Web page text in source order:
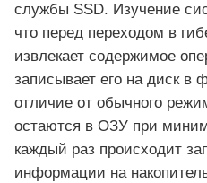
службы SSD. Изучение
что перед переходом в
извлекает содержимое
записывает его на диск в
отличие от обычного
остаются в ОЗУ при
каждый раз происходит
информации на